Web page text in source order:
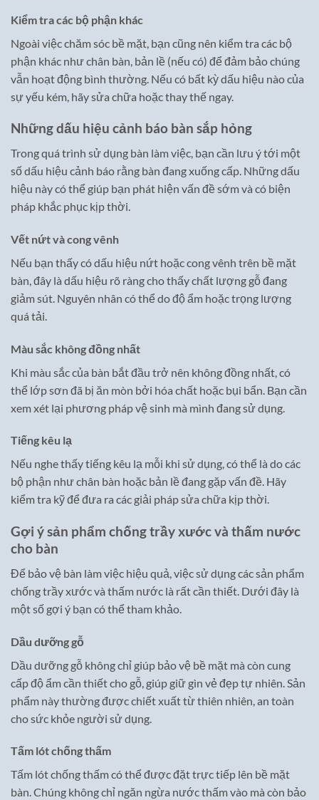
Kiểm tra các bộ phận khác
Ngoài việc chăm sóc bề mặt, bạn cũng nên kiểm tra các bộ
phận khác như chân bàn, bản lề (nếu có) để đảm bảo chúng
vẫn hoạt động bình thường. Nếu có bất kỳ dấu hiệu nào của
sự yếu kém, hãy sửa chữa hoặc thay thế ngay.
Những dấu hiệu cảnh báo bàn sắp hỏng
Trong quá trình sử dụng bàn làm việc, bạn cần lưu ý tới một
số dấu hiệu cảnh báo rằng bàn đang xuống cấp. Những dấu
hiệu này có thể giúp bạn phát hiện vấn đề sớm và có biện
pháp khắc phục kịp thời.
Vết nứt và cong vênh
Nếu bạn thấy có dấu hiệu nứt hoặc cong vênh trên bề mặt
bàn, đây là dấu hiệu rõ ràng cho thấy chất lượng gỗ đang
giảm sút. Nguyên nhân có thể do độ ẩm hoặc trọng lượng
quá tải.
Màu sắc không đồng nhất
Khi màu sắc của bàn bắt đầu trở nên không đồng nhất, có
thể lớp sơn đã bị ăn mòn bởi hóa chất hoặc bụi bẩn. Bạn cần
xem xét lại phương pháp vệ sinh mà mình đang sử dụng.
Tiếng kêu lạ
Nếu nghe thấy tiếng kêu lạ mỗi khi sử dụng, có thể là do các
bộ phận như chân bàn hoặc bản lề đang gặp vấn đề. Hãy
kiểm tra kỹ để đưa ra các giải pháp sửa chữa kịp thời.
Gợi ý sản phẩm chống trầy xước và thấm nước
cho bàn
Để bảo vệ bàn làm việc hiệu quả, việc sử dụng các sản phẩm
chống trầy xước và thấm nước là rất cần thiết. Dưới đây là
một số gợi ý bạn có thể tham khảo.
Dầu dưỡng gỗ
Dầu dưỡng gỗ không chỉ giúp bảo vệ bề mặt mà còn cung
cấp độ ẩm cần thiết cho gỗ, giúp giữ gìn vẻ đẹp tự nhiên. Sản
phẩm này thường được chiết xuất từ thiên nhiên, an toàn
cho sức khỏe người sử dụng.
Tấm lót chống thấm
Tấm lót chống thấm có thể được đặt trực tiếp lên bề mặt
bàn. Chúng không chỉ ngăn ngừa nước thấm vào mà còn bảo